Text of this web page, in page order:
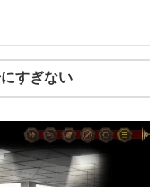
すぎない